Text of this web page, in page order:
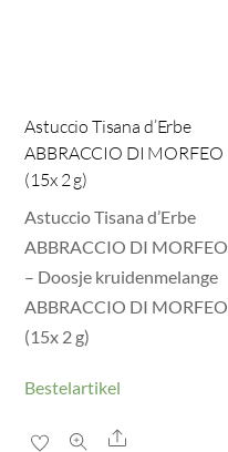
Astuccio Tisana d’Erbe
ABBRACCIO DI MORFEO
(15x 2 g)
Astuccio Tisana d’Erbe
ABBRACCIO DI MORFEO
– Doosje kruidenmelange
ABBRACCIO DI MORFEO
(15x 2 g)
Bestelartikel
Share